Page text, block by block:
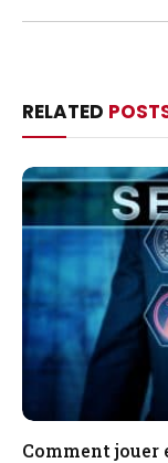
RELATED
Comment jouer